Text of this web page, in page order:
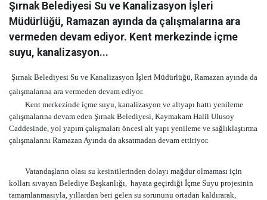
Şırnak Belediyesi Su ve Kanalizasyon İşleri
Müdürlüğü, Ramazan ayında da çalışmalarına ara
vermeden devam ediyor. Kent merkezinde içme
suyu, kanalizasyon...
Şırnak Belediyesi Su ve Kanalizasyon İşleri Müdürlüğü, Ramazan ayında da
çalışmalarına ara vermeden devam ediyor.
Kent merkezinde içme suyu, kanalizasyon ve altyapı hattı yenileme
çalışmalarına devam eden Şırnak Belediyesi, Kaymakam Halil Ulusoy
Caddesinde, yol yapım çalışmaları öncesi alt yapı yenileme ve sağlıklaştırma
çalışmalarını Ramazan Ayında da aksatmadan devam ettiriyor.
Vatandaşların olası su kesintilerinden dolayı mağdur olmaması için
kolları sıvayan Belediye Başkanlığı, hayata geçirdiği İçme Suyu projesinin
tamamlanmasıyla, yıllardan beri gelen su sorununu ortadan kaldırarak,